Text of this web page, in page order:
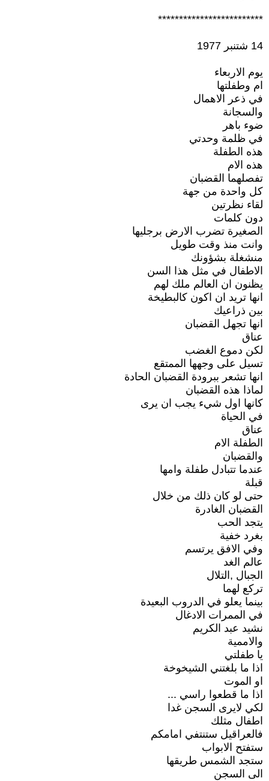
*************************
14 شتنبر 1977
يوم الاربعاء
ام وطفلتها
في ذعر الاهمال
والسجانة
ضوء باهر
في ظلمة وحدتي
هذه الطفلة
هذه الام
تفصلهما القضبان
كل واحدة من جهة
لقاء نظرتين
دون كلمات
الصغيرة تضرب الارض برجليها
وانت منذ وقت طويل
منشغلة بشؤونك
الاطفال في مثل هذا السن
يظنون ان العالم ملك لهم
انها تريد ان اكون كالبطيخة
بين ذراعيك
انها تجهل القضبان
عناق
لكن دموع الغضب
تسيل على وجهها الممتقع
انها تشعر ببرودة القضبان الحادة
لماذا هذه القضبان
كانها اول شيء يجب ان يرى
في الحياة
عناق
الطفلة الام
والقضبان
عندما تتبادل طفلة وامها
قبلة
حتى لو كان ذلك من خلال
القضبان الغادرة
يتجد الحب
بغرد خفية
وفي الافق يرتسم
عالم الغد
الجبال ,التلال
تركع لهما
بينما يعلو في الدروب البعيدة
في الممرات الادغال
نشيد عبد الكريم
والاممية
يا طفلتي
اذا ما بلغتني الشيخوخة
او الموت
اذا ما قطعوا راسي ...
لكي لايرى السجن غدا
اطفال مثلك
فالعراقيل ستنتفي امامكم
ستفتح الابواب
ستجد الشمس طريقها
الى السجن